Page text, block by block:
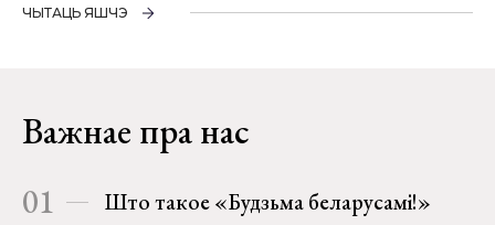
ЧЫТАЦЬ ЯШЧЭ
Важнае пра нас
01 Што такое «Будзьма беларусамі!»